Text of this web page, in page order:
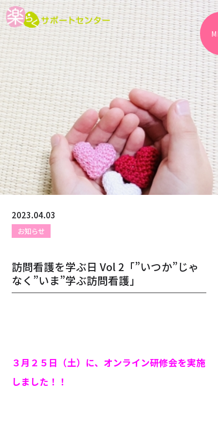
2023.04.03
お知らせ
訪問看護を学ぶ日 Vol 2「”いつか”じゃ
なく”いま”学ぶ訪問看護」
３月２５日（土）に、オンライン研修会を実施
しました！！